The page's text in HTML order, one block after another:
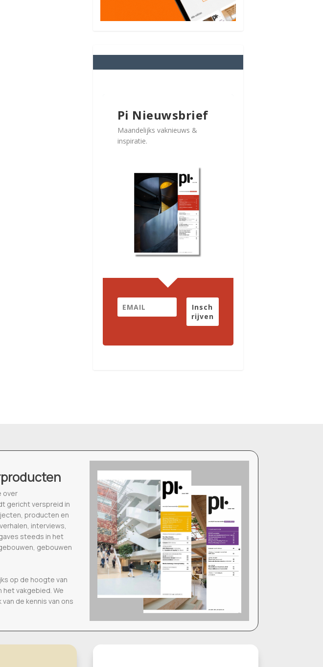
Pi Nieuwsbrief
Maandelijks vaknieuws &
inspiratie.
Insch
rijven
over
gericht verspreid in
producten en
interviews,
steeds in het
gebouwen
op de hoogte van
vakgebied. We
de kennis van ons